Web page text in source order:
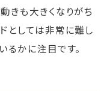
きも大きくなりがち
としては非常に難し
るかに注目です。